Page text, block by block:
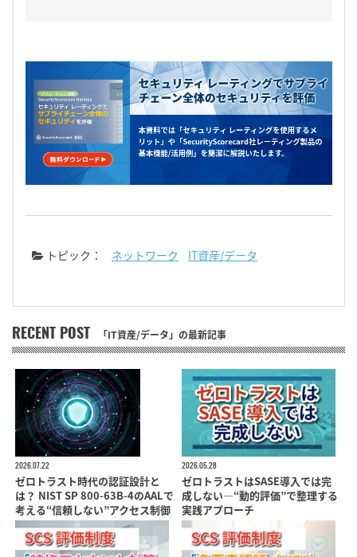
トピック： ネットワーク IT資産/データ
RECENT POST 「IT資産/データ」の最新記事
2026.07.22
ゼロトラスト時代の認証設計と
は？ NIST SP 800-63B-4のAALで
考える“信頼しない”アクセス制御
2026.05.28
ゼロトラストはSASE導入では完
成しない―“動的評価”で整理する
実践アプローチ